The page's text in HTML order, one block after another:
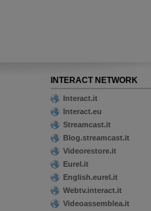
INTERACT NETWORK
Interact.it
Interact.eu
Streamcast.it
Blog.streamcast.it
Videorestore.it
Eurel.it
English.eurel.it
Webtv.interact.it
Videoassemblea.it